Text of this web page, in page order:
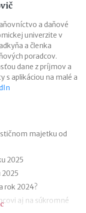
a daňové
univerzite v
a členka
poradcov.
dane z príjmov a
s aplikáciou na malé a
majetku od
2025
2025
rok 2024?
aj na súkromné